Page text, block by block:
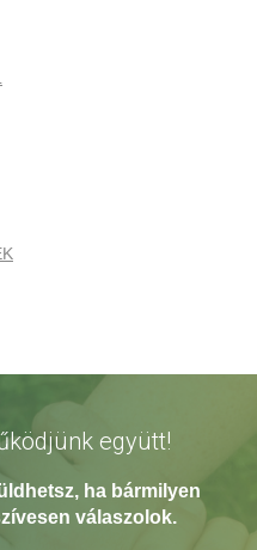
együtt!
ha bármilyen
válaszolok.